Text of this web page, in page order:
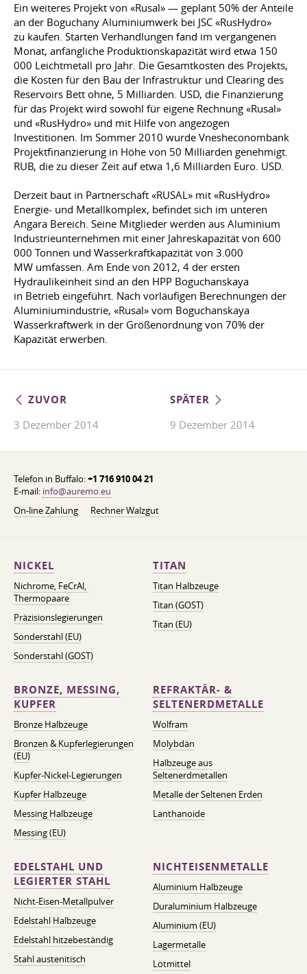
Ein weiteres Projekt von «Rusal» — geplant 50% der Anteile
an der Boguchany Aluminiumwerk bei JSC «RusHydro»
zu kaufen. Starten Verhandlungen fand im vergangenen
Monat, anfängliche Produktionskapazität wird etwa 150
000 Leichtmetall pro Jahr. Die Gesamtkosten des Projekts,
die Kosten für den Bau der Infrastruktur und Clearing des
Reservoirs Bett ohne, 5 Milliarden. USD, die Finanzierung
für das Projekt wird sowohl für eigene Rechnung «Rusal»
und «RusHydro» und mit Hilfe von angezogen
Investitionen. Im Sommer 2010 wurde Vnesheconombank
Projektfinanzierung in Höhe von 50 Milliarden genehmigt.
RUB, die zu dieser Zeit auf etwa 1,6 Milliarden Euro. USD.
Derzeit baut in Partnerschaft «RUSAL» mit «RusHydro»
Energie- und Metallkomplex, befindet sich im unteren
Angara Bereich. Seine Mitglieder werden aus Aluminium
Industrieunternehmen mit einer Jahreskapazität von 600
000 Tonnen und Wasserkraftkapazität von 3.000
MW umfassen. Am Ende von 2012, 4 der ersten
Hydraulikeinheit sind an den HPP Boguchanskaya
in Betrieb eingeführt. Nach vorläufigen Berechnungen der
Aluminiumindustrie, «Rusal» vom Boguchanskaya
Wasserkraftwerk in der Größenordnung von 70% der
Kapazität erwerben.
ZUVOR
3 Dezember 2014
SPÄTER
9 Dezember 2014
Telefon in Buffalo:+1 716 910 04 21
E-mail: info@auremo.eu
On-line Zahlung
Rechner Walzgut
NICKEL
Nichrome, FeСrAl, ​​
Thermopaare
Präzisionslegierungen
Sonderstahl (EU)
Sonderstahl (GOST)
TITAN
Titan Halbzeuge
Titan (GOST)
Titan (EU)
BRONZE, MESSING,
KUPFER
Bronze Halbzeuge
Bronzen & Kupferlegierungen
(EU)
Kupfer-Nickel-Legierungen
Kupfer Halbzeuge
Messing Halbzeuge
Messing (EU)
REFRAKTÄR- &
SELTENERDMETALLE
Wolfram
Molybdän
Halbzeuge aus
Seltenerdmetallen
Metalle der Seltenen Erden
Lanthanoide
EDELSTAHL UND
LEGIERTER STAHL
Nicht-Eisen-Metallpulver
Edelstahl Halbzeuge
Edelstahl hitzebeständig
Stahl austenitisch
NICHTEISENMETALLE
Aluminium Halbzeuge
Duraluminium Halbzeuge
Aluminium (EU)
Lagermetalle
Lötmittel